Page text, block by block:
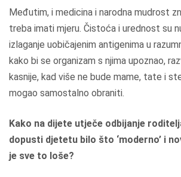
Međutim, i medicina i narodna mudrost
treba imati mjeru. Čistoća i urednost su
izlaganje uobičajenim antigenima u
kako bi se organizam s njima upoznao,
kasnije, kad više ne bude mame, tate i
mogao samostalno obraniti.
Kako na dijete utječe odbijanje
dopusti djetetu bilo što ‘moderno’ i
je sve to loše?